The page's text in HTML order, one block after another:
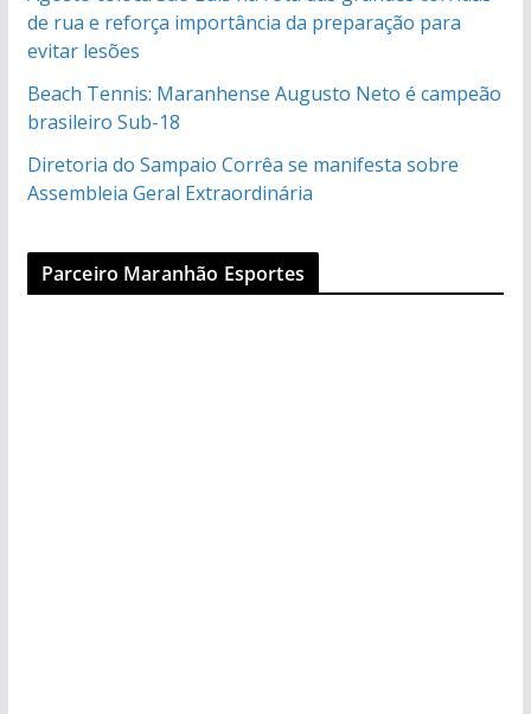
de rua e reforça importância da preparação para
evitar lesões
Beach Tennis: Maranhense Augusto Neto é campeão
brasileiro Sub-18
Diretoria do Sampaio Corrêa se manifesta sobre
Assembleia Geral Extraordinária
Parceiro Maranhão Esportes